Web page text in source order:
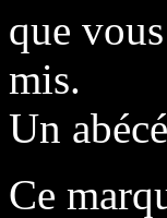
que
mis.
Un
Ce